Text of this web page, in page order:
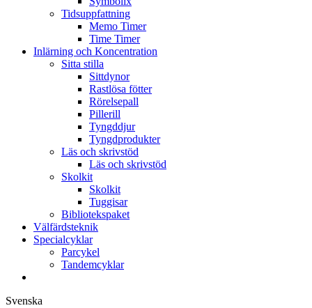
Tidsuppfattning
Memo Timer
Time Timer
Inlärning och Koncentration
Sitta stilla
Sittdynor
Rastlösa fötter
Rörelsepall
Pillerill
Tyngddjur
Tyngdprodukter
Läs och skrivstöd
Läs och skrivstöd
Skolkit
Skolkit
Tuggisar
Bibliotekspaket
Välfärdsteknik
Specialcyklar
Parcykel
Tandemcyklar
Svenska